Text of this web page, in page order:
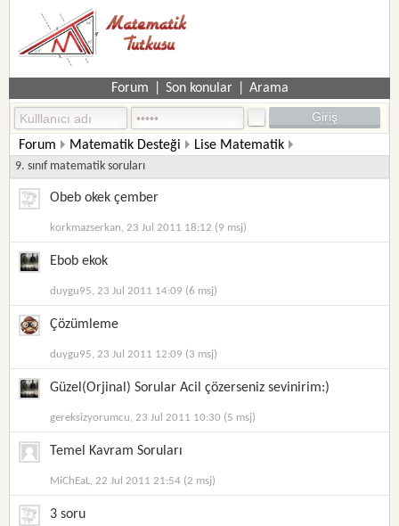
Forum Son konular Arama
Forum Matematik Desteği Lise Matematik
9. sınıf matematik soruları
Obeb okek çember
korkmazserkan, 23 Jul 2011 18:12 (9 msj)
Ebob ekok
duygu95, 23 Jul 2011 14:09 (6 msj)
Çözümleme
duygu95, 23 Jul 2011 12:09 (3 msj)
Güzel(Orjinal) Sorular Acil çözerseniz sevinirim:)
gereksizyorumcu, 23 Jul 2011 10:30 (5 msj)
Temel Kavram Soruları
MiChEaL, 22 Jul 2011 21:54 (2 msj)
3 soru